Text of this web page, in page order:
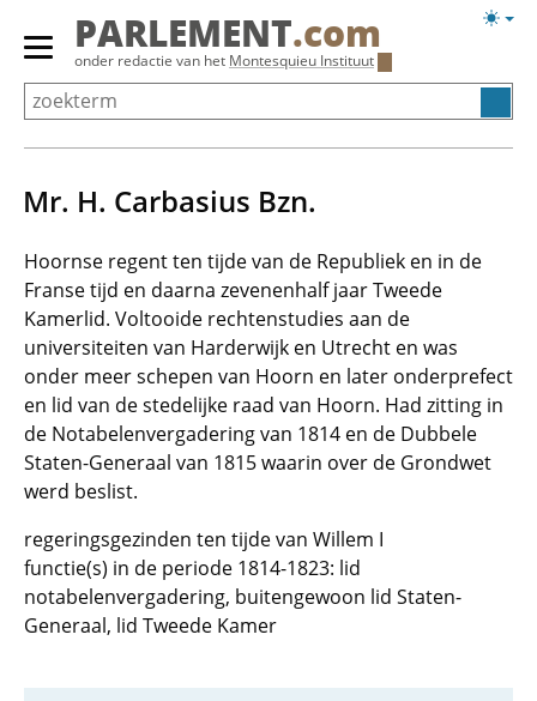
Overslaan
Primair
menu
tonen/verbergen
PARLEMENT.com
onder redactie van het Montesquieu Instituut
Mr. H. Carbasius Bzn.
Hoornse regent ten tijde van de Republiek en in de
Franse tijd en daarna zevenenhalf jaar Tweede
Kamerlid. Voltooide rechtenstudies aan de
universiteiten van Harderwijk en Utrecht en was
onder meer schepen van Hoorn en later onderprefect
en lid van de stedelijke raad van Hoorn. Had zitting in
de Notabelenvergadering van 1814 en de Dubbele
Staten-Generaal van 1815 waarin over de Grondwet
werd beslist.
regeringsgezinden ten tijde van Willem I
functie(s) in de periode 1814-1823: lid
notabelenvergadering, buitengewoon lid Staten-
Generaal, lid Tweede Kamer